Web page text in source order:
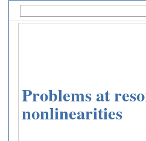
Problems at
nonlinearities